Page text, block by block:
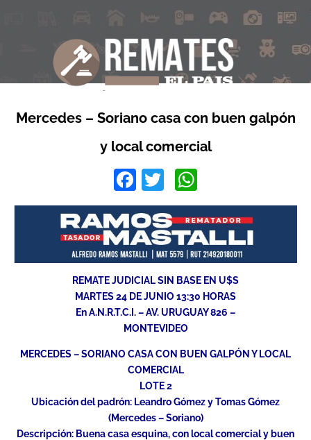
Mercedes – Soriano casa con buen galpón
y local comercial
Facebook
Twitter
REMATE JUDICIAL SIN BASE EN U$S
MARTES 24 DE JUNIO 13:30 HORAS
En A.N.R.T.C.I. – AV. URUGUAY 826 –
MONTEVIDEO
MERCEDES – SORIANO CASA CON BUEN GALPÓN Y LOCAL
COMERCIAL
LOTE 2
Ubicación del padrón: Leandro Gómez y Tomas Gómez
(Mercedes – Soriano)
Descripción: Buena casa esquina, con local comercial y buen